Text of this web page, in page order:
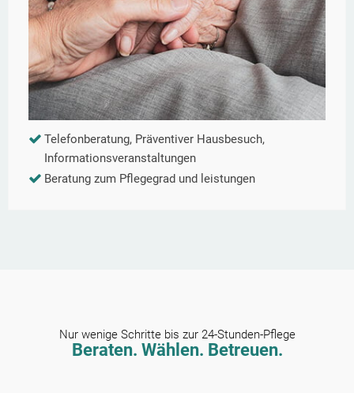
Telefonberatung, Präventiver Hausbesuch,
Informationsveranstaltungen
Beratung zum Pflegegrad und leistungen
Nur wenige Schritte bis zur 24-Stunden-Pflege
Beraten. Wählen. Betreuen.